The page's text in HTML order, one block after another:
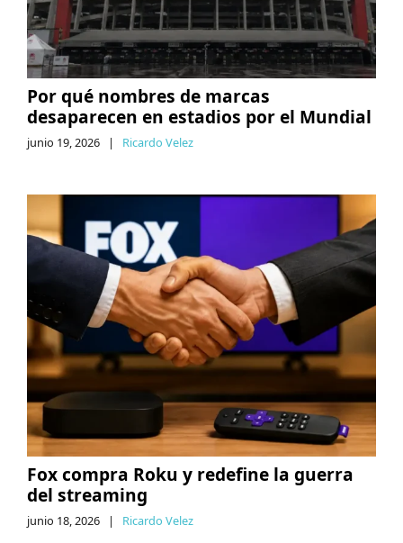
Por qué nombres de marcas
desaparecen en estadios por el Mundial
junio 19, 2026 | Ricardo Velez
Fox compra Roku y redefine la guerra
del streaming
junio 18, 2026 | Ricardo Velez